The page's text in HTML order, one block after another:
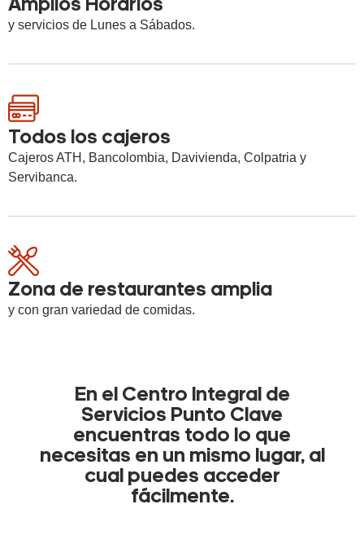
Amplios Horarios
y servicios de Lunes a Sábados.
Todos los cajeros
Cajeros ATH, Bancolombia, Davivienda, Colpatria y
Servibanca.
Zona de restaurantes amplia
y con gran variedad de comidas.
En el Centro Integral de
Servicios Punto Clave
encuentras todo lo que
necesitas en un mismo lugar, al
cual puedes acceder
fácilmente.